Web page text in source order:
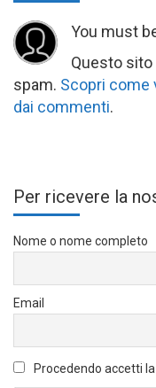
You must
Questo
spam. Scopri come
dai commenti.
Per ricevere la
Nome o nome completo
Email
Procedendo accetti